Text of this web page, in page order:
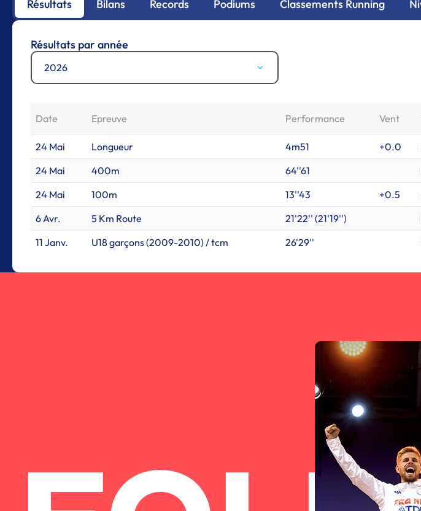
Résultats Bilans Records Podiums Classements Running
Résultats par année
2026
Date Epreuve Performance Vent
24 Mai Longueur 4m51 +0.0
24 Mai
400m 64''61
24 Mai
100m 13''43 +0.5
6 Avr.
5 Km Route 21'22'' (21'19'')
11 Janv.
U18 garçons (2009-2010) / tcm 26'29''